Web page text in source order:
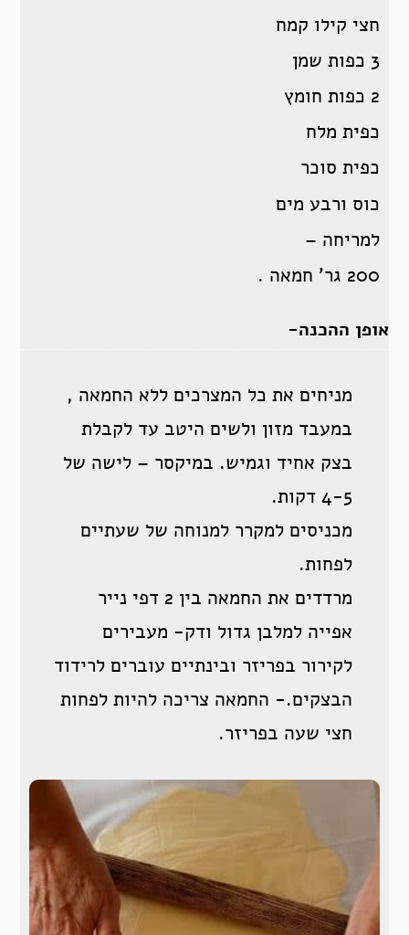
חצי קילו קמח
3 כפות שמן
2 כפות חומץ
כפית מלח
כפית סוכר
כוס ורבע מים
למריחה –
200 גר’ חמאה .
אופן ההכנה-
מניחים את כל המצרכים ללא החמאה ,
במעבד מזון ולשים היטב עד לקבלת
בצק אחיד וגמיש. במיקסר – לישה של
4-5 דקות.
מכניסים למקרר למנוחה של שעתיים
לפחות.
מרדדים את החמאה בין 2 דפי נייר
אפייה למלבן גדול ודק- מעבירים
לקירור בפריזר ובינתיים עוברים לרידוד
הבצקים.- החמאה צריכה להיות לפחות
חצי שעה בפריזר.